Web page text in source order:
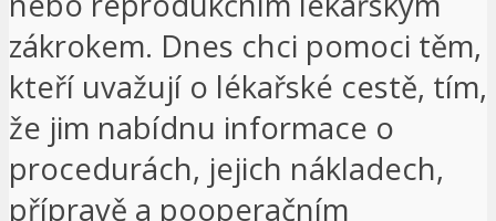
zákrokem. Dnes chci pomoci těm,
kteří uvažují o lékařské cestě, tím,
že jim nabídnu informace o
procedurách, jejich nákladech,
přípravě a pooperačním